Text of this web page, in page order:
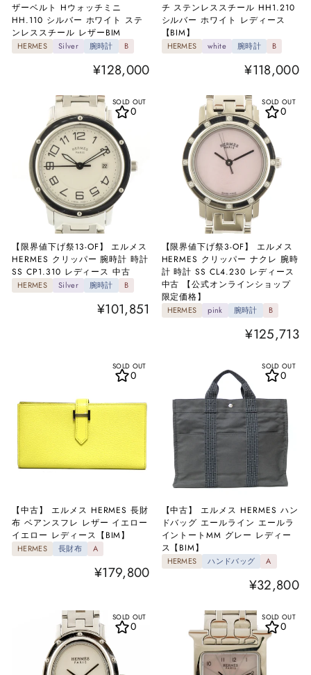
ザーベルト Hウォッチミニ
HH.110 シルバー ホワイト ステ
ンレススチール レザーBIM
HERMES Silver 腕時計 B
¥128,000
チ ステンレススチール HH1.210
シルバー ホワイト レディース
【BIM】
HERMES white 腕時計 B
¥118,000
SOLD OUT
【限界値下げ祭13-OF】 エルメス
HERMES クリッパー 腕時計 時計
SS CP1.310 レディース 中古
HERMES Silver 腕時計 B
¥101,851
0
SOLD OUT
【限界値下げ祭3-OF】 エルメス
HERMES クリッパー ナクレ 腕時
計 時計 SS CL4.230 レディース
中古 【公式オンラインショップ
限定価格】
HERMES pink 腕時計 B
¥125,713
0
SOLD OUT
【中古】 エルメス HERMES 長財
布 ベアンスフレ レザー イエロー
イエロー レディース【BIM】
HERMES 長財布 A
¥179,800
0
SOLD OUT
【中古】 エルメス HERMES ハン
ドバッグ エールライン エールラ
イントートMM グレー レディー
ス【BIM】
HERMES ハンドバッグ A
¥32,800
0
SOLD OUT
0
SOLD OUT
0